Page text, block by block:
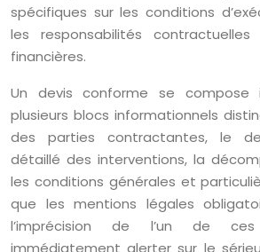
spécifiques sur les conditions
les responsabilités
financières.
Un devis conforme se compose
plusieurs blocs informationnels
des parties contractantes, le
détaillé des interventions, la
les conditions générales et
que les mentions légales
l’imprécision de l’un de
immédiatement alerter sur le